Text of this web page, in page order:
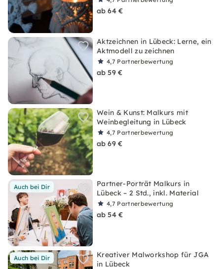
ab 64 €
Aktzeichnen in Lübeck: Lerne, ein
Aktmodell zu zeichnen
4,7 Partnerbewertung
ab 59 €
Wein & Kunst: Malkurs mit
Weinbegleitung in Lübeck
4,7 Partnerbewertung
ab 69 €
Auch bei Dir
Partner-Porträt Malkurs in
Lübeck – 2 Std., inkl. Material
4,7 Partnerbewertung
ab 54 €
Auch bei Dir
Kreativer Malworkshop für JGA
in Lübeck